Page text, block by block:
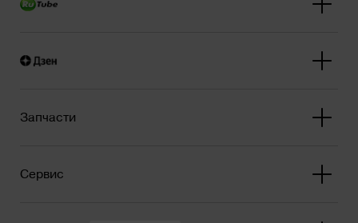
Запчасти
Сервис